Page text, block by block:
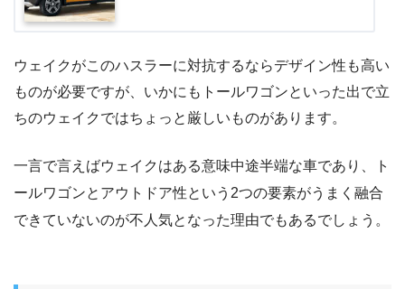
ウェイクがこのハスラーに対抗するならデザイン性も高い
ものが必要ですが、いかにもトールワゴンといった出で立
ちのウェイクではちょっと厳しいものがあります。
一言で言えばウェイクはある意味中途半端な車であり、ト
ールワゴンとアウトドア性という2つの要素がうまく融合
できていないのが不人気となった理由でもあるでしょう。